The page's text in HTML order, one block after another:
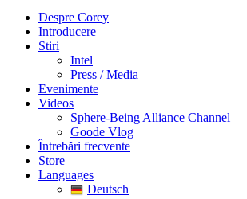
Despre Corey
Introducere
Stiri
Intel
Press / Media
Evenimente
Videos
Sphere-Being Alliance Channel
Goode Vlog
Întrebări frecvente
Store
Languages
Deutsch